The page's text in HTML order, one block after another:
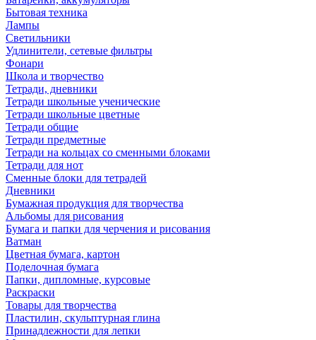
Бытовая техника
Лампы
Светильники
Удлинители, сетевые фильтры
Фонари
Школа и творчество
Тетради, дневники
Тетради школьные ученические
Тетради школьные цветные
Тетради общие
Тетради предметные
Тетради на кольцах со сменными блоками
Тетради для нот
Сменные блоки для тетрадей
Дневники
Бумажная продукция для творчества
Альбомы для рисования
Бумага и папки для черчения и рисования
Ватман
Цветная бумага, картон
Поделочная бумага
Папки, дипломные, курсовые
Раскраски
Товары для творчества
Пластилин, скульптурная глина
Принадлежности для лепки